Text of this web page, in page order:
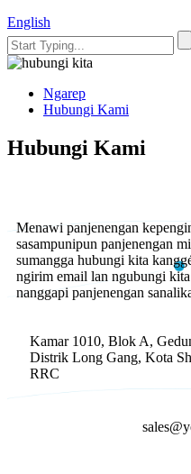
English
Ngarep
Hubungi Kami
Hubungi Kami
Menawi panjenengan
sasampunipun panjenengan
sumangga hubungi kita
ngirim email lan ngubungi
nanggapi panjenengan
Kamar 1010, Blok A,
Distrik Long Gang, Kota
RRC